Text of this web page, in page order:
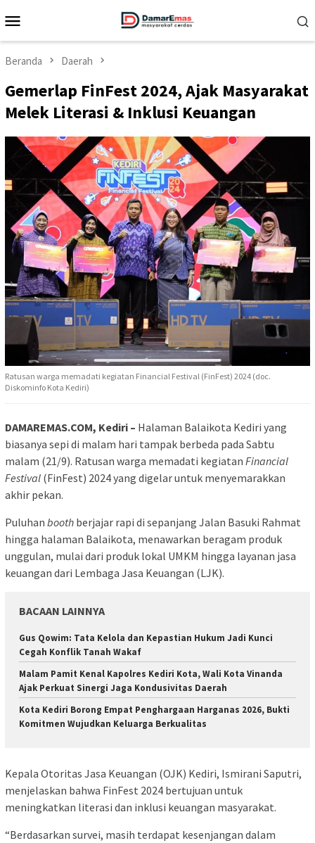
ke
Mobile
Beranda Daerah
Gemerlap FinFest 2024, Ajak Masyarakat
Melek Literasi & Inklusi Keuangan
Ratusan warga memadati kegiatan Financial Festival (FinFest) 2024 (doc.
Diskominfo Kota Kediri)
DAMAREMAS.COM, Kediri – Halaman Balaikota Kediri yang
biasanya sepi di malam hari tampak berbeda pada Sabtu
malam (21/9). Ratusan warga memadati kegiatan Financial
Festival (FinFest) 2024 yang digelar untuk menyemarakkan
akhir pekan.
Puluhan booth berjajar rapi di sepanjang Jalan Basuki Rahmat
hingga halaman Balaikota, menawarkan beragam produk
unggulan, mulai dari produk lokal UMKM hingga layanan jasa
keuangan dari Lembaga Jasa Keuangan (LJK).
BACAAN LAINNYA
Gus Qowim: Tata Kelola dan Kepastian Hukum Jadi Kunci
Cegah Konflik Tanah Wakaf
Malam Pamit Kenal Kapolres Kediri Kota, Wali Kota Vinanda
Ajak Perkuat Sinergi Jaga Kondusivitas Daerah
Kota Kediri Borong Empat Penghargaan Harganas 2026, Bukti
Komitmen Wujudkan Keluarga Berkualitas
Kepala Otoritas Jasa Keuangan (OJK) Kediri, Ismirani Saputri,
menjelaskan bahwa FinFest 2024 bertujuan untuk
meningkatkan literasi dan inklusi keuangan masyarakat.
“Berdasarkan survei, masih terdapat kesenjangan dalam